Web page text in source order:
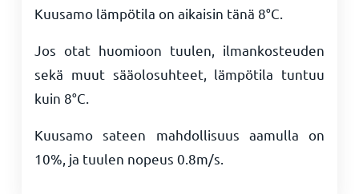
Kuusamo lämpötila on aikaisin tänä 8°C
Jos otat huomioon tuulen, ilmankosteuden
sekä muut sääolosuhteet, lämpötila tuntuu
kuin 8°C
Kuusamo sateen mahdollisuus aamulla on
10%, ja tuulen nopeus 0.8m/s